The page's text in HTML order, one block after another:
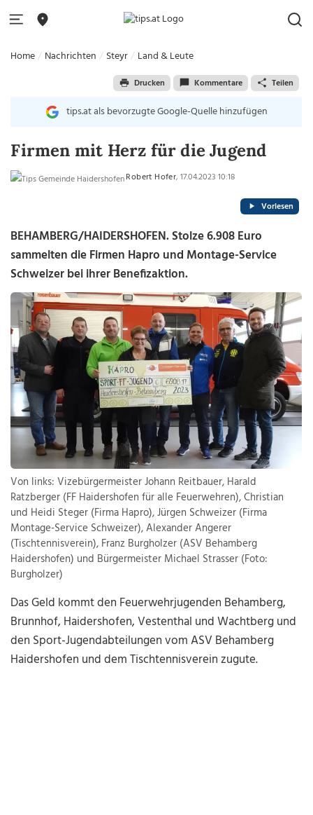
Home Nachrichten Steyr Land & Leute
Drucken Kommentare Teilen
tips.at als bevorzugte Google-Quelle hinzufügen
Firmen mit Herz für die Jugend
Robert Hofer, 17.04.2023 10:18
Vorlesen
BEHAMBERG/HAIDERSHOFEN. Stolze 6.908 Euro
sammelten die Firmen Hapro und Montage-Service
Schweizer bei ihrer Benefizaktion.
Von links: Vizebürgermeister Johann Reitbauer, Harald
Ratzberger (FF Haidershofen für alle Feuerwehren), Christian
und Heidi Steger (Firma Hapro), Jürgen Schweizer (Firma
Montage-Service Schweizer), Alexander Angerer
(Tischtennisverein), Franz Burgholzer (ASV Behamberg
Haidershofen) und Bürgermeister Michael Strasser (Foto:
Burgholzer)
Das Geld kommt den Feuerwehrjugenden Behamberg,
Brunnhof, Haidershofen, Vestenthal und Wachtberg und
den Sport-Jugendabteilungen vom ASV Behamberg
Haidershofen und dem Tischtennisverein zugute.